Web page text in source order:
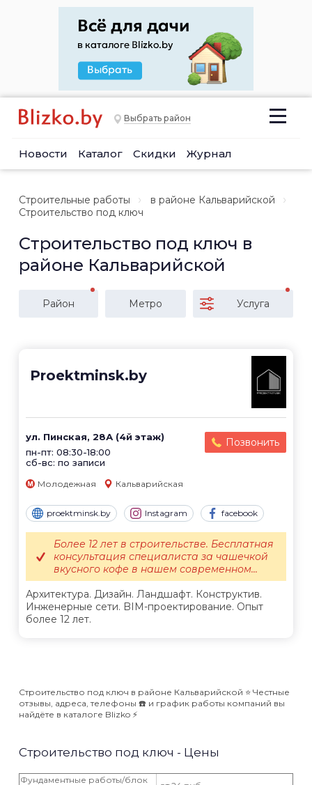
Выбрать район
Новости Каталог Скидки Журнал
Строительные работы
в районе Кальварийской
Строительство под ключ
Строительство под ключ в
районе Кальварийской
Район Метро Услуга
Proektminsk.by
ул. Пинская, 28А (4й этаж)
пн-пт: 08:30-18:00
сб-вс: по записи
Позвонить
Молодежная Кальварийская
proektminsk.by Instagram facebook
Архитектура. Дизайн. Ландшафт. Конструктив.
Инженерные сети. BIM-проектирование. Опыт
более 12 лет.
Более 12 лет в строительстве. Бесплатная
консультация специалиста за чашечкой
вкусного кофе в нашем современном...
Строительство под ключ в районе Кальварийской ⭐️ Честные
отзывы, адреса, телефоны ☎️ и график работы компаний вы
найдёте в каталоге Blizko ⚡️
Строительство под ключ - Цены
Фундаментные работы/блок